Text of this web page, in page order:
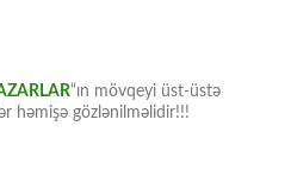
“ın mövqeyi üst-üstə
həmişə gözlənilməlidir!!!